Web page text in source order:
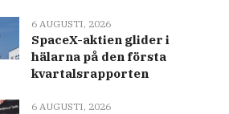
6 AUGUSTI, 2026
SpaceX-aktien glider i
hälarna på den första
kvartalsrapporten
6 AUGUSTI, 2026